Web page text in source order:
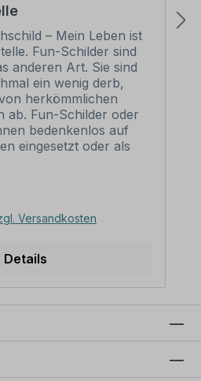
– Mein Leben ist
Fun-Schilder sind
anderen Art. Sie sind
ein wenig derb,
herkömmlichen
ab. Fun-Schilder oder
bedenkenlos auf
eingesetzt oder als
in einer
erhältlich.
Schildes /
10 Ausführung: -
x 300 mm 300 x 450
500 x 750 mm 600
rechteckig
1 Fun-Schild Bitte
originelle Fun-Schild
Versandkosten
Details